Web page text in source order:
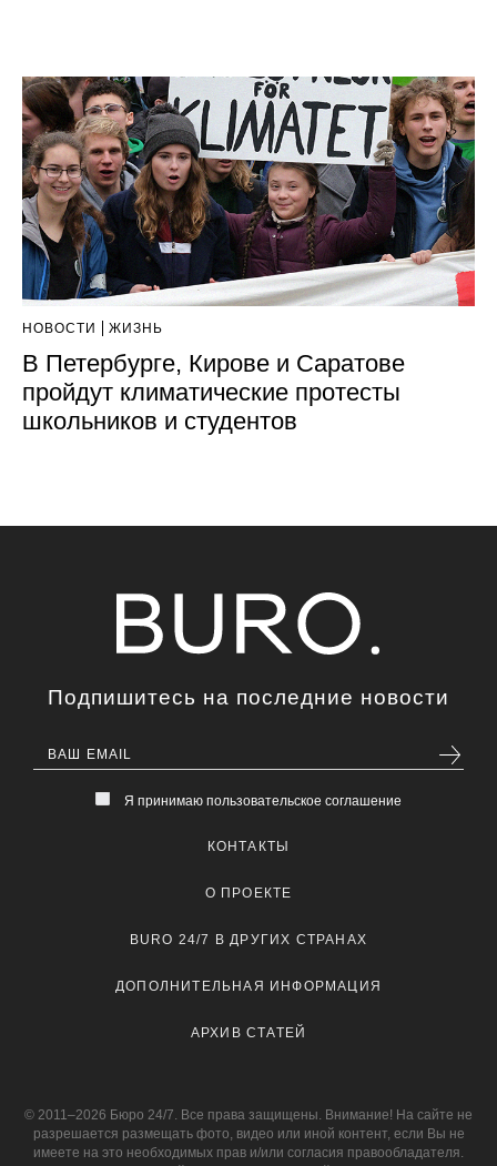
НОВОСТИ ЖИЗНЬ
В Петербурге, Кирове и Саратове
пройдут климатические протесты
школьников и студентов
Подпишитесь на последние новости
Я принимаю пользовательское соглашение
КОНТАКТЫ
О ПРОЕКТЕ
BURO 24/7 В ДРУГИХ СТРАНАХ
ДОПОЛНИТЕЛЬНАЯ ИНФОРМАЦИЯ
АРХИВ СТАТЕЙ
© 2011–2026 Бюро 24/7. Все права защищены. Внимание! На сайте не
разрешается размещать фото, видео или иной контент, если Вы не
имеете на это необходимых прав и/или согласия правообладателя.